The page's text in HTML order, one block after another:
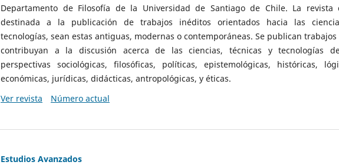
Departamento de Filosofía de la Universidad de Santiago de Chile. La revista
destinada a la publicación de trabajos inéditos orientados hacia las
tecnologías, sean estas antiguas, modernas o contemporáneas. Se publican
contribuyan a la discusión acerca de las ciencias, técnicas y tecnologías
perspectivas sociológicas, filosóficas, políticas, epistemológicas, históricas,
económicas, jurídicas, didácticas, antropológicas, y éticas.
Ver revista
Número actual
Estudios Avanzados